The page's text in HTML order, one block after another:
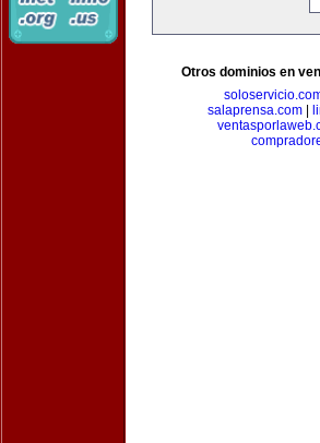
Otros dominios en
salaprensa.com|